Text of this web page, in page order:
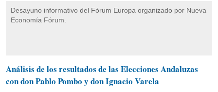
Desayuno informativo del Fórum Europa organizado por Nueva
Economía Fórum.
Análisis de los resultados de las Elecciones Andaluzas
con don Pablo Pombo y don Ignacio Varela